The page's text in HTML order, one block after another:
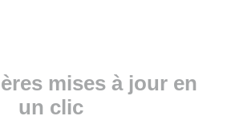
mises à jour en
un clic